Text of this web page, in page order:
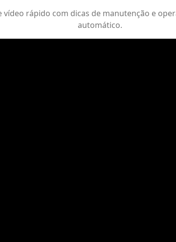
vídeo rápido com dicas de manutenção e
automático.